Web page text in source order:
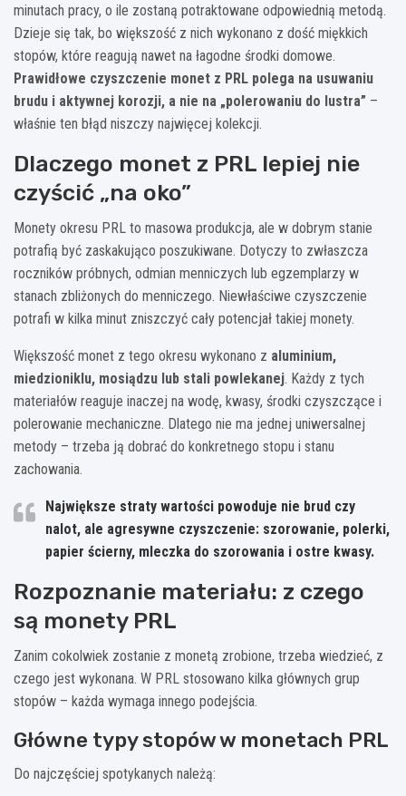
minutach pracy, o ile zostaną potraktowane odpowiednią metodą.
Dzieje się tak, bo większość z nich wykonano z dość miękkich
stopów, które reagują nawet na łagodne środki domowe.
Prawidłowe czyszczenie monet z PRL polega na usuwaniu
brudu i aktywnej korozji, a nie na „polerowaniu do lustra” –
właśnie ten błąd niszczy najwięcej kolekcji.
Dlaczego monet z PRL lepiej nie
czyścić „na oko”
Monety okresu PRL to masowa produkcja, ale w dobrym stanie
potrafią być zaskakująco poszukiwane. Dotyczy to zwłaszcza
roczników próbnych, odmian menniczych lub egzemplarzy w
stanach zbliżonych do menniczego. Niewłaściwe czyszczenie
potrafi w kilka minut zniszczyć cały potencjał takiej monety.
Większość monet z tego okresu wykonano z aluminium,
miedzioniklu, mosiądzu lub stali powlekanej. Każdy z tych
materiałów reaguje inaczej na wodę, kwasy, środki czyszczące i
polerowanie mechaniczne. Dlatego nie ma jednej uniwersalnej
metody – trzeba ją dobrać do konkretnego stopu i stanu
zachowania.
Największe straty wartości powoduje nie brud czy
nalot, ale agresywne czyszczenie: szorowanie, polerki,
papier ścierny, mleczka do szorowania i ostre kwasy.
Rozpoznanie materiału: z czego
są monety PRL
Zanim cokolwiek zostanie z monetą zrobione, trzeba wiedzieć, z
czego jest wykonana. W PRL stosowano kilka głównych grup
stopów – każda wymaga innego podejścia.
Główne typy stopów w monetach PRL
Do najczęściej spotykanych należą: